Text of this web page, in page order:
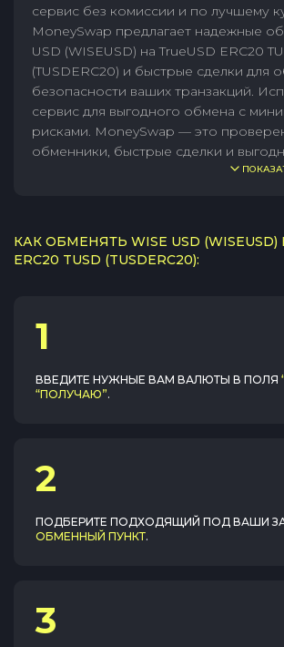
сервис без комиссии и по лучшему
MoneySwap предлагает надежные
USD (WISEUSD) на TrueUSD ERC20
(TUSDERC20) и быстрые сделки для
безопасности ваших транзакций.
сервис для выгодного обмена с
рисками. MoneySwap — это
обменники, быстрые сделки и
КАК ОБМЕНЯТЬ WISE USD (WISEUSD)
ERC20 TUSD (TUSDERC20):
1
ВВЕДИТЕ НУЖНЫЕ ВАМ ВАЛЮТЫ В ПОЛЯ
“ПОЛУЧАЮ”.
2
ПОДБЕРИТЕ ПОДХОДЯЩИЙ ПОД ВАШИ
ОБМЕННЫЙ ПУНКТ.
3